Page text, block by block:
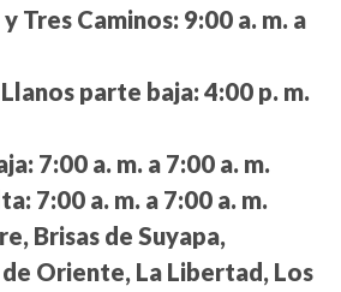
Tres Caminos: 9:00 a. m. a
parte baja: 4:00 p. m.
7:00 a. m. a 7:00 a. m.
7:00 a. m. a 7:00 a. m.
Brisas de Suyapa,
Oriente, La Libertad, Los